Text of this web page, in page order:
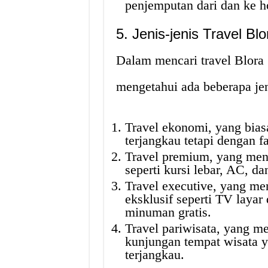
penjemputan dari dan ke
5. Jenis-jenis Travel
Dalam mencari travel Blora
mengetahui ada beberapa
Travel ekonomi, yang
terjangkau tetapi dengan
Travel premium, yang
seperti kursi lebar, AC,
Travel executive, yang
eksklusif seperti TV layar
minuman gratis.
Travel pariwisata, yang
kunjungan tempat wisata
terjangkau.